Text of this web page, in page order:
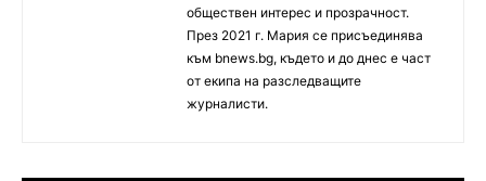
обществен интерес и прозрачност.
През 2021 г. Мария се присъединява
към bnews.bg, където и до днес е част
от екипа на разследващите
журналисти.